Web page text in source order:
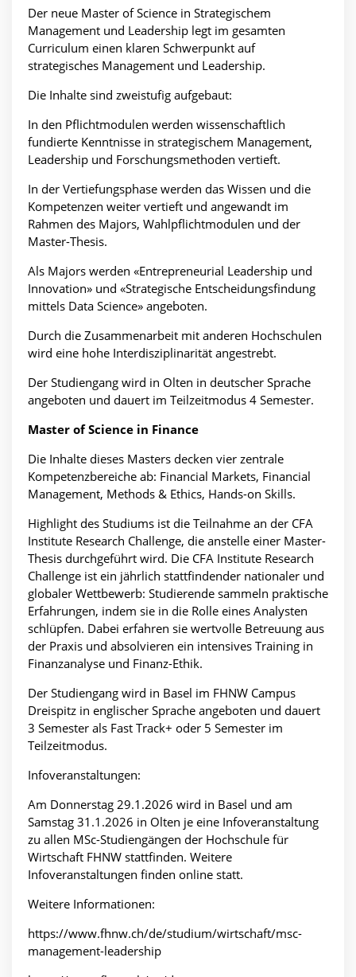
Der neue Master of Science in Strategischem
Management und Leadership legt im gesamten
Curriculum einen klaren Schwerpunkt auf
strategisches Management und Leadership.
Die Inhalte sind zweistufig aufgebaut:
In den Pflichtmodulen werden wissenschaftlich
fundierte Kenntnisse in strategischem Management,
Leadership und Forschungsmethoden vertieft.
In der Vertiefungsphase werden das Wissen und die
Kompetenzen weiter vertieft und angewandt im
Rahmen des Majors, Wahlpflichtmodulen und der
Master-Thesis.
Als Majors werden «Entrepreneurial Leadership und
Innovation» und «Strategische Entscheidungsfindung
mittels Data Science» angeboten.
Durch die Zusammenarbeit mit anderen Hochschulen
wird eine hohe Interdisziplinarität angestrebt.
Der Studiengang wird in Olten in deutscher Sprache
angeboten und dauert im Teilzeitmodus 4 Semester.
Master of Science in Finance
Die Inhalte dieses Masters decken vier zentrale
Kompetenzbereiche ab: Financial Markets, Financial
Management, Methods & Ethics, Hands-on Skills.
Highlight des Studiums ist die Teilnahme an der CFA
Institute Research Challenge, die anstelle einer Master-
Thesis durchgeführt wird. Die CFA Institute Research
Challenge ist ein jährlich stattfindender nationaler und
globaler Wettbewerb: Studierende sammeln praktische
Erfahrungen, indem sie in die Rolle eines Analysten
schlüpfen. Dabei erfahren sie wertvolle Betreuung aus
der Praxis und absolvieren ein intensives Training in
Finanzanalyse und Finanz-Ethik.
Der Studiengang wird in Basel im FHNW Campus
Dreispitz in englischer Sprache angeboten und dauert
3 Semester als Fast Track+ oder 5 Semester im
Teilzeitmodus.
Infoveranstaltungen:
Am Donnerstag 29.1.2026 wird in Basel und am
Samstag 31.1.2026 in Olten je eine Infoveranstaltung
zu allen MSc-Studiengängen der Hochschule für
Wirtschaft FHNW stattfinden. Weitere
Infoveranstaltungen finden online statt.
Weitere Informationen:
https://www.fhnw.ch/de/studium/wirtschaft/msc-
management-leadership